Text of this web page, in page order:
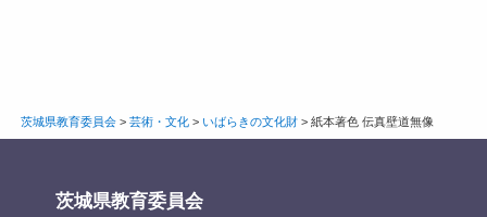
茨城県教育委員会> 芸術・文化> いばらきの文化財> 紙本著色 伝真壁道無像
茨城県教育委員会